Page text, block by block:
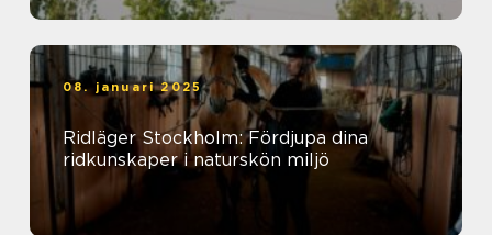
08. januari 2025
Ridläger Stockholm: Fördjupa dina
ridkunskaper i naturskön miljö